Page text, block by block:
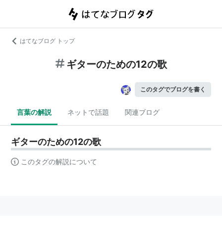
はてなブログ トップ
ギターのための12の歌
このタグでブログを書く
言葉の解説 ネットで話題 関連ブログ
ギターのための12の歌
このタグの解説について